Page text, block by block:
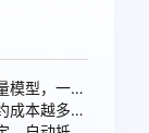
可抵扣由阿里云百炼提供的全量模型，一次购买即可跨模型通享。
承诺消费越高、周期越长，节约成本越多，直省10元。